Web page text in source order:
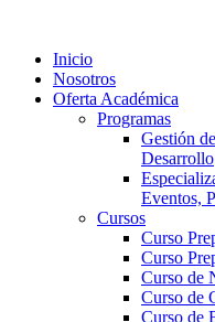
Inicio
Nosotros
Oferta Académica
Programas
Gestión
Desarrollo
Eventos,
Cursos
Curso
Curso
Curso de
Curso de
Curso de